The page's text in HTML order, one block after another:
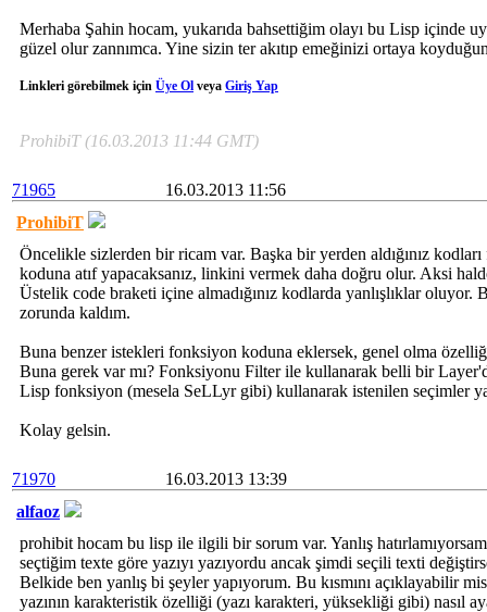
Merhaba Şahin hocam, yukarıda bahsettiğim olayı bu Lisp içinde
güzel olur zannımca. Yine sizin ter akıtıp emeğinizi ortaya
Linkleri görebilmek için Üye Ol veya Giriş Yap
ProhibiT (16.03.2013 11:44 GMT)
71965
16.03.2013 11:56
ProhibiT
Öncelikle sizlerden bir ricam var. Başka bir yerden aldığınız
koduna atıf yapacaksanız, linkini vermek daha doğru olur. Aksi
Üstelik code braketi içine almadığınız kodlarda yanlışlıklar oluyor.
zorunda kaldım.
Buna benzer istekleri fonksiyon koduna eklersek, genel olma
Buna gerek var mı? Fonksiyonu Filter ile kullanarak belli bir
Lisp fonksiyon (mesela SeLLyr gibi) kullanarak istenilen seçimler
Kolay gelsin.
71970
16.03.2013 13:39
alfaoz
prohibit hocam bu lisp ile ilgili bir sorum var. Yanlış hatırlamıyorsam
seçtiğim texte göre yazıyı yazıyordu ancak şimdi seçili texti
Belkide ben yanlış bi şeyler yapıyorum. Bu kısmını açıklayabilir
yazının karakteristik özelliği (yazı karakteri, yüksekliği gibi) nasıl